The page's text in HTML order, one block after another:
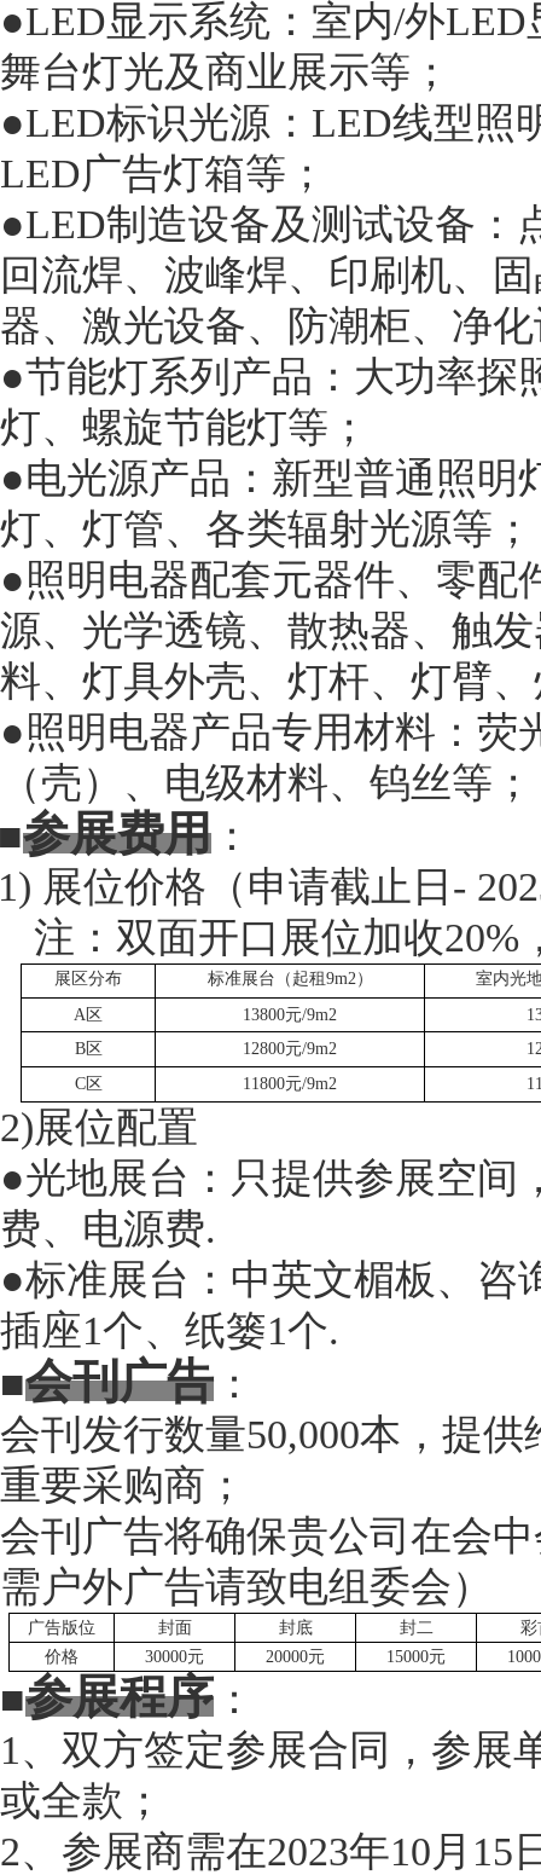
●LED显示系统：室内/外
舞台灯光及商业展示等；
●LED标识光源：LED线型照
LED广告灯箱等；
●LED制造设备及测试设备：
回流焊、波峰焊、印刷机、
器、激光设备、防潮柜、净
●节能灯系列产品：大功率探
灯、螺旋节能灯等；
●电光源产品：新型普通照明
灯、灯管、各类辐射光源等；
●照明电器配套元器件、零配
源、光学透镜、散热器、触
料、灯具外壳、灯杆、灯臂
●照明电器产品专用材料：荧
（壳）、电级材料、钨丝等；
参展费用 ：
展位价格（申请截止日 - 20
注：双面开口展位加收20%
展区分布 标准展台（起租 9m2）
室内光
A区
13800元/9m2
B区
12800元/9m2
C区
11800元/9m2
2)展位配置
●光地展台：只提供参展空间
费、电源费.
●标准展台：中英文楣板、咨
插座1个、纸篓1个.
■会刊广告 ：
会刊发行数量50,000本，提
重要采购商 ；
会刊广告将确保贵公司在会
需户外广告请致电组委会）
广告版位 封面 封底 封二
彩
价格
30000元 20000元 15000元 10
■参展程序 ：
1、 双方签定参展合同，参展
或全款；
2、 参展商需在2023年10月 15